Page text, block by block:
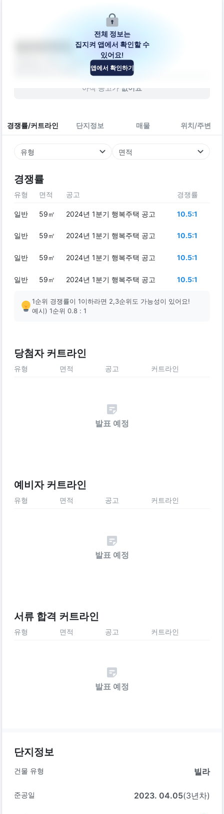
경상남도 진주시 도동로177번길 13
아직 공고가 없어요
경쟁률/커트라인 단지정보 매물 위치/주변
유형 면적
경쟁률
전체 정보는
집지켜 앱에서 확인할 수
있어요!
앱에서 확인하기
유형 면적 공고 경쟁률
일반 59㎡ 2024년 1분기 행복주택 공고 10.5:1
일반 59㎡ 2024년 1분기 행복주택 공고 10.5:1
일반 59㎡ 2024년 1분기 행복주택 공고 10.5:1
일반 59㎡ 2024년 1분기 행복주택 공고 10.5:1
1순위 경쟁률이 1이하라면 2,3순위도 가능성이 있어요!
예시) 1순위 0.8 : 1
당첨자 커트라인
유형 면적 공고 커트라인
발표 예정
예비자 커트라인
유형 면적 공고 커트라인
발표 예정
서류 합격 커트라인
유형 면적 공고 커트라인
발표 예정
단지정보
건물 유형 빌라
준공일 2023. 04.05(3년차)